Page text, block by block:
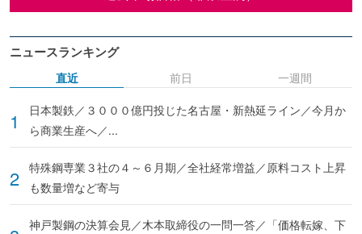
ニュースランキング
直近
日本製鉄／３０００億円投じた名古屋・新熱延ライン／今月か
ら商業生産へ／...
特殊鋼専業３社の４～６月期／全社経常増益／原料コスト上昇
も数量増など寄与
神戸製鋼の決算会見／木本取締役の一問一答／「価格転嫁、下
前日 一週間